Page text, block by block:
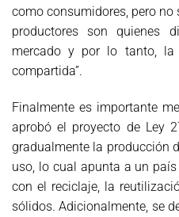
como consumidores, pero no
productores son quienes
mercado y por lo tanto, la
compartida”.
Finalmente es importante
aprobó el proyecto de Ley
gradualmente la producción
uso, lo cual apunta a un
con el reciclaje, la
sólidos. Adicionalmente, se